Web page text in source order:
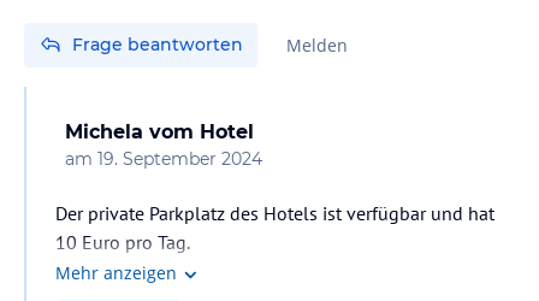
Frage beantworten Melden
Michela vom Hotel
am 19. September 2024
Der private Parkplatz des Hotels ist verfügbar und hat
10 Euro pro Tag.
Mehr anzeigen